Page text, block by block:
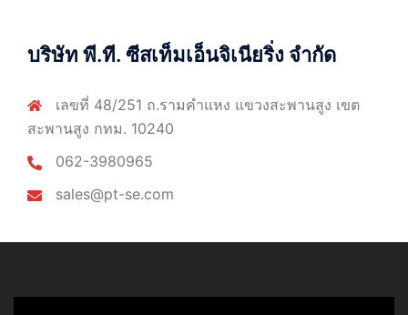
บริษัท พี.ที. ซีสเท็มเอ็นจิเนียริ่ง จำกัด
เลขที่ 48/251 ถ.รามคำแหง แขวงสะพานสูง เขต
สะพานสูง กทม. 10240
062-3980965
sales@pt-se.com